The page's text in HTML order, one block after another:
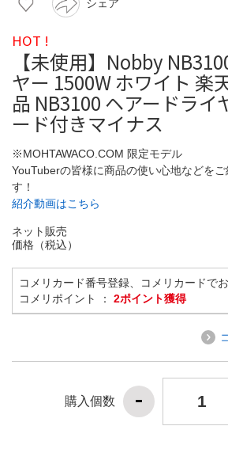
シェア
HOT !
【未使用】Nobby
ヤー 1500W ホワイト 楽
品 NB3100 ヘアードライ
ード付きマイナス
※MOHTAWACO.COM 限定モデル
YouTuberの皆様に商品の使い心地などを
す！
紹介動画はこちら
ネット販売
価格（税込）
コメリカード番号登録、コメリカードで
コメリポイント ： 2ポイント獲得
購入個数